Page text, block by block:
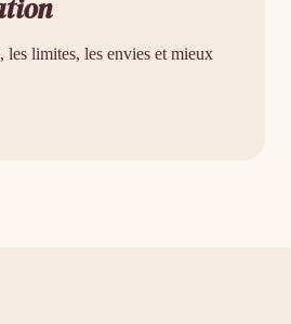
les limites, les envies et mieux